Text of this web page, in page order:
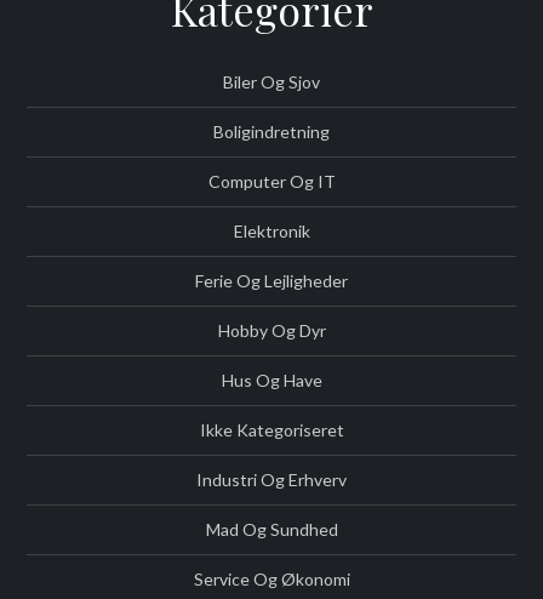
Biler Og Sjov
Boligindretning
Computer Og IT
Elektronik
Ferie Og Lejligheder
Hobby Og Dyr
Hus Og Have
Ikke Kategoriseret
Industri Og Erhverv
Mad Og Sundhed
Service Og Økonomi